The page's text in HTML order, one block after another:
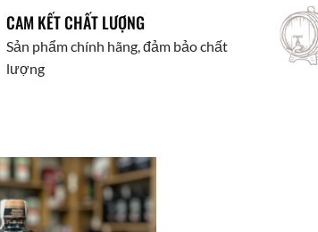
CAM KẾT CHẤT LƯỢNG
Sản phẩm chính hãng, đảm bảo chất
lượng